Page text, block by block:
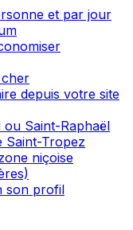
et par jour
depuis votre site
ou Saint-Raphaël
Saint-Tropez
niçoise
son profil